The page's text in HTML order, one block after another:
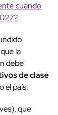
cuándo
la
debe
de clase
el país.
que